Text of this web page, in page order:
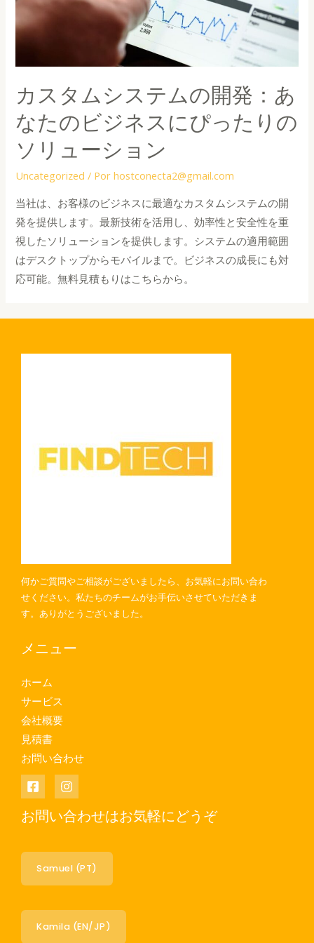
カスタムシステムの開発：あ
なたのビジネスにぴったりの
ソリューション
Uncategorized / Porhostconecta2@gmail.com
当社は、お客様のビジネスに最適なカスタムシステムの開
発を提供します。最新技術を活用し、効率性と安全性を重
視したソリューションを提供します。システムの適用範囲
はデスクトップからモバイルまで。ビジネスの成長にも対
応可能。無料見積もりはこちらから。
何かご質問やご相談がございましたら、お気軽にお問い合わ
せください。私たちのチームがお手伝いさせていただきま
す。ありがとうございました。
メニュー
ホーム
サービス
会社概要
見積書
お問い合わせ
お問い合わせはお気軽にどうぞ
Samuel (PT)
Kamila (EN/JP)